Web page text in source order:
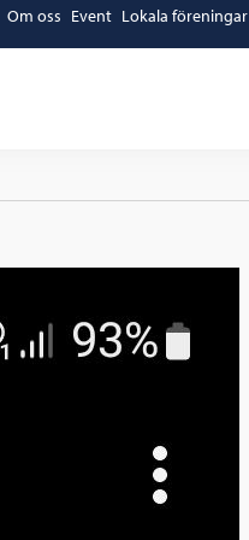
Om oss Event Lokala föreningar